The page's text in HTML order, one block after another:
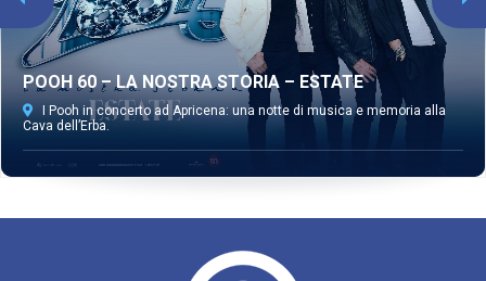
POOH 60 – LA NOSTRA STORIA – ESTATE
I Pooh in concerto ad Apricena: una notte di musica e memoria alla
Cava dell’Erba.